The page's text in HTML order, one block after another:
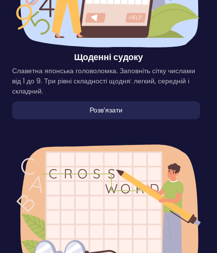
Щоденні судоку
Славетна японська головоломка. Заповніть сітку числами
від 1 до 9. Три рівні складності щодня: легкий, середній і
складний.
Розвʼязати